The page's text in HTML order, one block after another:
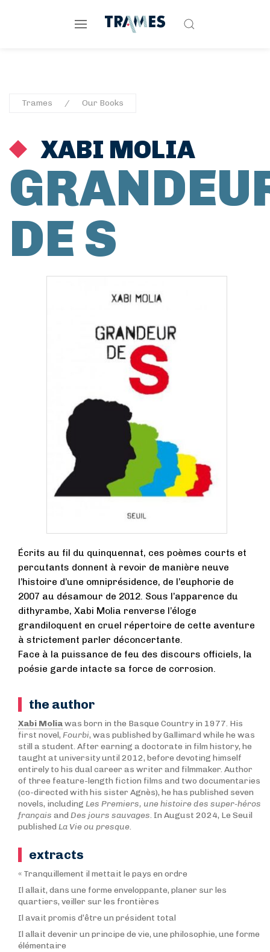
Trames Our Books
XABI MOLIA
DE S
Écrits au fil du quinquennat, ces poèmes courts et
percutants donnent à revoir de manière neuve
l’histoire d’une omniprésidence, de l’euphorie de
2007 au désamour de 2012. Sous l’apparence du
dithyrambe, Xabi Molia renverse l’éloge
grandiloquent en cruel répertoire de cette aventure
à strictement parler déconcertante.
Face à la puissance de feu des discours officiels, la
poésie garde intacte sa force de corrosion.
the author
Xabi Moliawas born in the Basque Country in 1977. His
first novel, Fourbi, was published by Gallimard while he was
still a student. After earning a doctorate in film history, he
taught at university until 2012, before devoting himself
entirely to his dual career as writer and filmmaker. Author
of three feature-length fiction films and two documentaries
(co-directed with his sister Agnès), he has published seven
novels, including Les Premiers, une histoire des super-héros
français and Des jours sauvages. In August 2024, Le Seuil
published La Vie ou presque.
extracts
« Tranquillement il mettait le pays en ordre
Il allait, dans une forme enveloppante, planer sur les
quartiers, veiller sur les frontières
Il avait promis d’être un président total
Il allait devenir un principe de vie, une philosophie, une forme
élémentaire